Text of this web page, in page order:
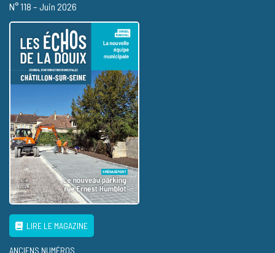
N° 118 – Juin 2026
LIRE LE MAGAZINE
ANCIENS NUMÉROS